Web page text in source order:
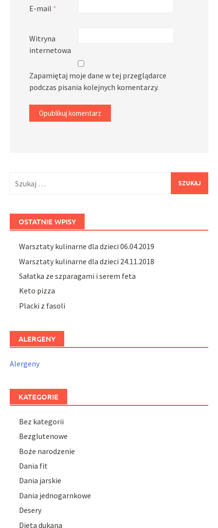
E-mail *
Witryna
internetowa
Zapamiętaj moje dane w tej przeglądarce
podczas pisania kolejnych komentarzy.
OSTATNIE WPISY
Warsztaty kulinarne dla dzieci 06.04.2019
Warsztaty kulinarne dla dzieci 24.11.2018
Sałatka ze szparagami i serem feta
Keto pizza
Placki z fasoli
ALERGENY
Alergeny
KATEGORIE
Bez kategorii
Bezglutenowe
Boże narodzenie
Dania fit
Dania jarskie
Dania jednogarnkowe
Desery
Dieta dukana